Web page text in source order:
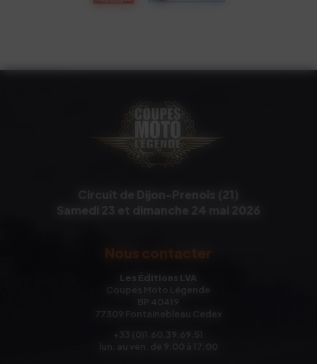
Circuit de Dijon-Prenois (21)
Samedi 23 et dimanche 24 mai 2026
Nous contacter
Les Éditions LVA
+33 (0)1.60.39.69.51